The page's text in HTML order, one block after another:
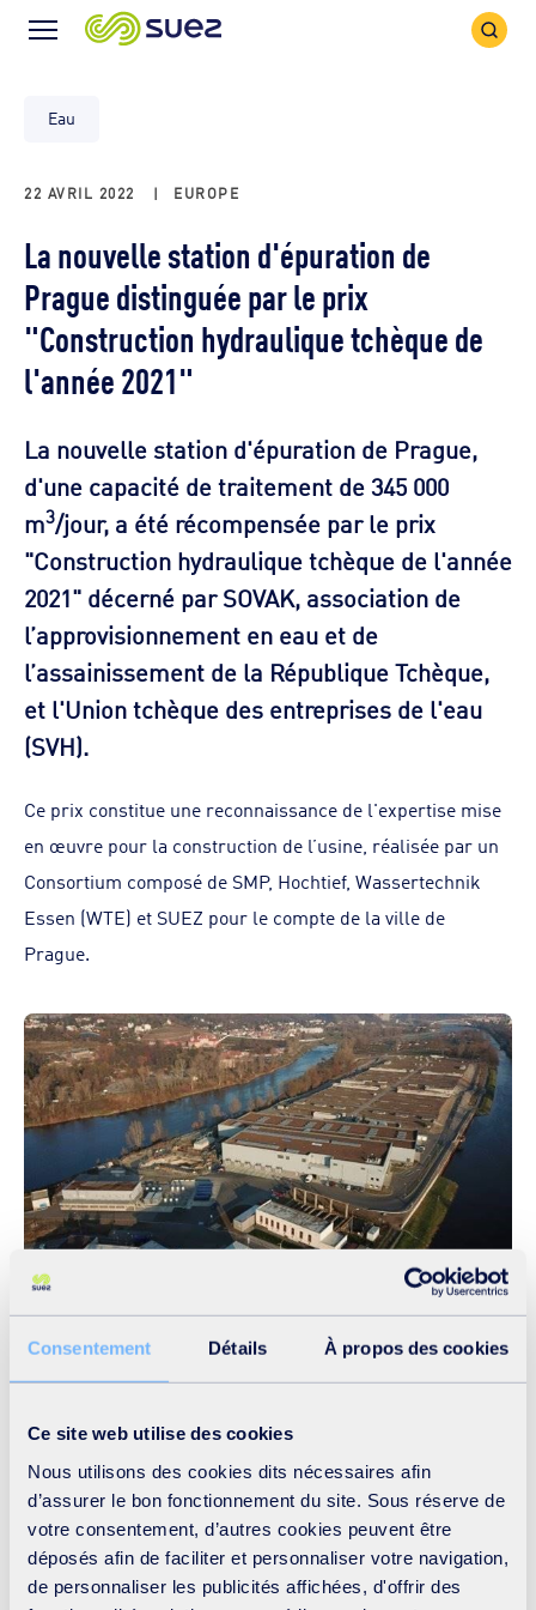
Consentement Détails À propos des cookies
Ce site web utilise des cookies
Nous utilisons des cookies dits nécessaires afin
d’assurer le bon fonctionnement du site. Sous réserve de
votre consentement, d’autres cookies peuvent être
déposés afin de faciliter et personnaliser votre navigation,
de personnaliser les publicités affichées, d'offrir des
Icône
Icône
Eau
22 AVRIL 2022 | EUROPE
La nouvelle station d'épuration de
Prague distinguée par le prix
"Construction hydraulique tchèque de
l'année 2021"
La nouvelle station d'épuration de Prague,
d'une capacité de traitement de 345 000
m3/jour, a été récompensée par le prix
"Construction hydraulique tchèque de l'année
2021" décerné par SOVAK, association de
l’approvisionnement en eau et de
l’assainissement de la République Tchèque,
et l'Union tchèque des entreprises de l'eau
(SVH).
Ce prix constitue une reconnaissance de l'expertise mise
en œuvre pour la construction de l’usine, réalisée par un
Consortium composé de SMP, Hochtief, Wassertechnik
Essen (WTE) et SUEZ pour le compte de la ville de
Prague.
Située sur une île de la rivière Vltava, dans une zone
et du zoo de Prague, cette station semi-enterrée est
entièrement couverte pour s'intégrer pleinement à
l’environnement. Conçue pour résister aux inondations,
elle est insonorisée et bénéficie d’un traitement des
odeurs afin d’éviter toute forme de nuisance pour les